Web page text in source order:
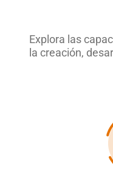
Explora las
la creación,